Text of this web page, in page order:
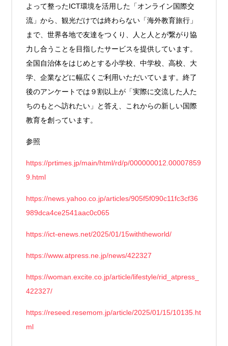
よって整ったICT環境を活用した「オンライン国際交
流」から、観光だけでは終わらない「海外教育旅行」
まで、世界各地で友達をつくり、人と人とが繋がり協
力し合うことを目指したサービスを提供しています。
全国自治体をはじめとする小学校、中学校、高校、大
学、企業などに幅広くご利用いただいています。終了
後のアンケートでは９割以上が「実際に交流した人た
ちのもとへ訪れたい」と答え、これからの新しい国際
教育を創っています。
参照
https://prtimes.jp/main/html/rd/p/000000012.00007859
9.html
https://news.yahoo.co.jp/articles/905f5f090c11fc3cf36
989dca4ce2541aac0c065
https://ict-enews.net/2025/01/15withtheworld/
https://www.atpress.ne.jp/news/422327
https://woman.excite.co.jp/article/lifestyle/rid_atpress_
422327/
https://reseed.resemom.jp/article/2025/01/15/10135.ht
ml